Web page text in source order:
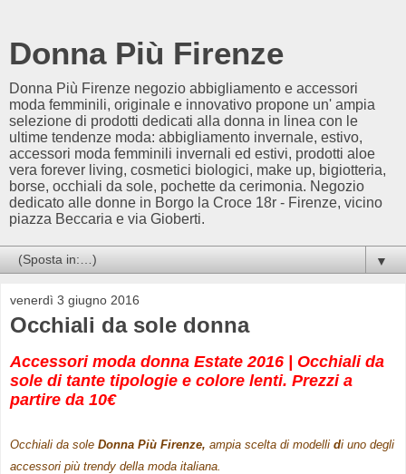
Donna Più Firenze
Donna Più Firenze negozio abbigliamento e accessori
moda femminili, originale e innovativo propone un' ampia
selezione di prodotti dedicati alla donna in linea con le
ultime tendenze moda: abbigliamento invernale, estivo,
accessori moda femminili invernali ed estivi, prodotti aloe
vera forever living, cosmetici biologici, make up, bigiotteria,
borse, occhiali da sole, pochette da cerimonia. Negozio
dedicato alle donne in Borgo la Croce 18r - Firenze, vicino
piazza Beccaria e via Gioberti.
▼
venerdì 3 giugno 2016
Occhiali da sole donna
Accessori moda donna Estate 2016 | Occhiali da
sole di tante tipologie e colore lenti. Prezzi a
partire da 10€
Occhiali da sole Donna Più Firenze, ampia scelta di modelli di uno degli
accessori più trendy della moda italiana.